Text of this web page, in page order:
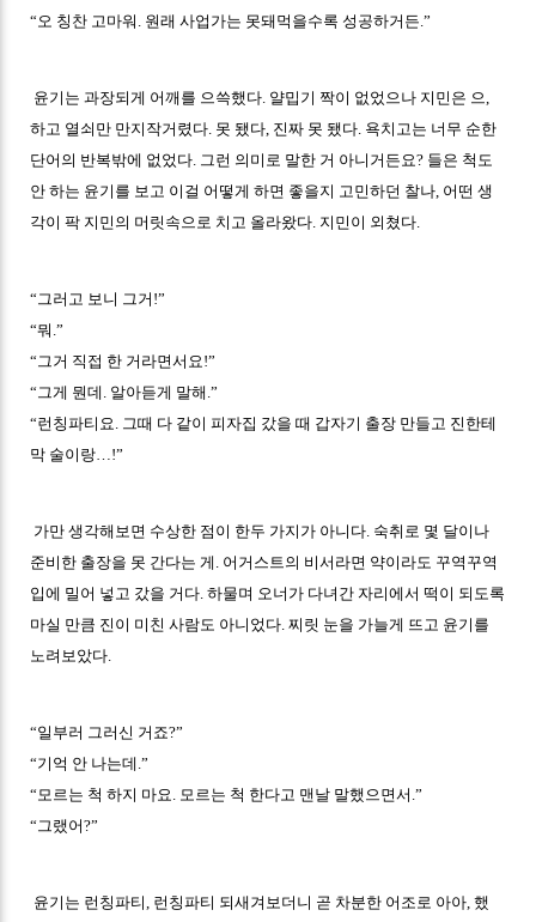
“오 칭찬 고마워. 원래 사업가는 못돼먹을수록 성공하거든.”
윤기는 과장되게 어깨를 으쓱했다. 얄밉기 짝이 없었으나 지민은 으,
하고 열쇠만 만지작거렸다. 못 됐다, 진짜 못 됐다. 욕치고는 너무 순한
단어의 반복밖에 없었다. 그런 의미로 말한 거 아니거든요? 들은 척도
안 하는 윤기를 보고 이걸 어떻게 하면 좋을지 고민하던 찰나, 어떤 생
각이 팍 지민의 머릿속으로 치고 올라왔다. 지민이 외쳤다.
“그러고 보니 그거!”
“뭐.”
“그거 직접 한 거라면서요!”
“그게 뭔데. 알아듣게 말해.”
“런칭파티요. 그때 다 같이 피자집 갔을 때 갑자기 출장 만들고 진한테
막 술이랑…!”
가만 생각해보면 수상한 점이 한두 가지가 아니다. 숙취로 몇 달이나
준비한 출장을 못 간다는 게. 어거스트의 비서라면 약이라도 꾸역꾸역
입에 밀어 넣고 갔을 거다. 하물며 오너가 다녀간 자리에서 떡이 되도록
마실 만큼 진이 미친 사람도 아니었다. 찌릿 눈을 가늘게 뜨고 윤기를
노려보았다.
“일부러 그러신 거죠?”
“기억 안 나는데.”
“모르는 척 하지 마요. 모르는 척 한다고 맨날 말했으면서.”
“그랬어?”
윤기는 런칭파티, 런칭파티 되새겨보더니 곧 차분한 어조로 아아, 했